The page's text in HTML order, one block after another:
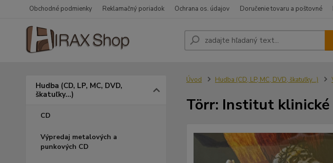
Obchodné podmienky Reklamačný poriadok Ochrana os. údajov Doručenie tovaru a poštovné
Hudba (CD, LP, MC, DVD,
škatuľky...)
CD
Výpredaj metalových a
punkových CD
Úvod Hudba (CD, LP, MC, DVD, škatuľky...)
Törr: Institut